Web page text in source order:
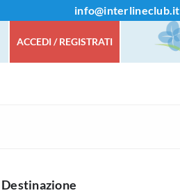
info@interlineclub.it
ACCEDI / REGISTRATI
Destinazione